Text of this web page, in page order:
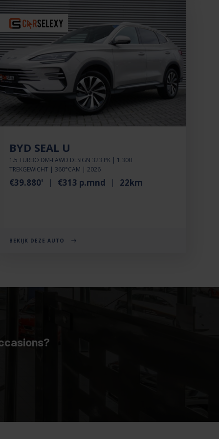
BYD SEAL U
1.5 TURBO DM-I AWD DESIGN 323 PK | 1.300
TREKGEWICHT | 360°CAM | 2026
€39.880' €313 p.mnd 22km
BEKIJK DEZE AUTO